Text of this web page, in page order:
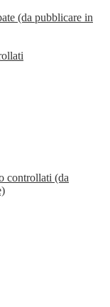
(da pubblicare in
controllati (da